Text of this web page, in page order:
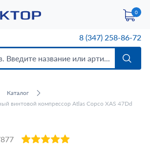
0
8 (347) 258-86-72
Каталог
винтовой компрессор Atlas Copco XAS 47Dd